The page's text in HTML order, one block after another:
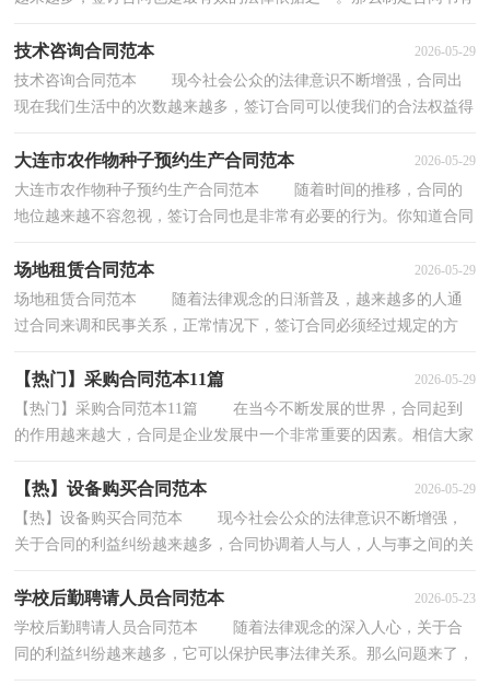
技术咨询合同范本 2026-05-29
技术咨询合同范本 现今社会公众的法律意识不断增强，合同出
现在我们生活中的次数越来越多，签订合同可以使我们的合法权益得
大连市农作物种子预约生产合同范本 2026-05-29
大连市农作物种子预约生产合同范本 随着时间的推移，合同的
地位越来越不容忽视，签订合同也是非常有必要的行为。你知道合同
场地租赁合同范本 2026-05-29
场地租赁合同范本 随着法律观念的日渐普及，越来越多的人通
过合同来调和民事关系，正常情况下，签订合同必须经过规定的方
【热门】采购合同范本11篇 2026-05-29
【热门】采购合同范本11篇 在当今不断发展的世界，合同起到
的作用越来越大，合同是企业发展中一个非常重要的因素。相信大家
【热】设备购买合同范本 2026-05-29
【热】设备购买合同范本 现今社会公众的法律意识不断增强，
关于合同的利益纠纷越来越多，合同协调着人与人，人与事之间的关
学校后勤聘请人员合同范本 2026-05-23
学校后勤聘请人员合同范本 随着法律观念的深入人心，关于合
同的利益纠纷越来越多，它可以保护民事法律关系。那么问题来了，